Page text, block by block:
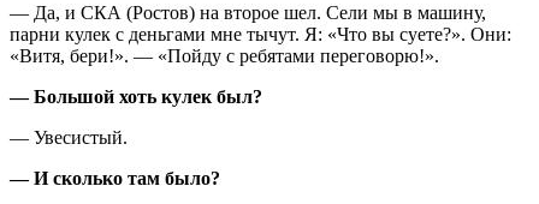
— Да, и СКА (Ростов) на второе шел. Сели мы в машину,
парни кулек с деньгами мне тычут. Я: «Что вы суете?». Они:
«Витя, бери!». — «Пойду с ребятами переговорю!».
— Большой хоть кулек был?
— Увесистый.
— И сколько там было?